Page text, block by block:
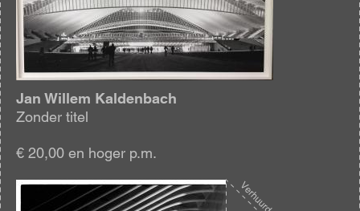
Jan Willem Kaldenbach
Zonder titel
€ 20,00 en hoger p.m.
Afbeelding